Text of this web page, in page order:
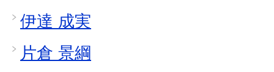
伊達 成実
片倉 景綱